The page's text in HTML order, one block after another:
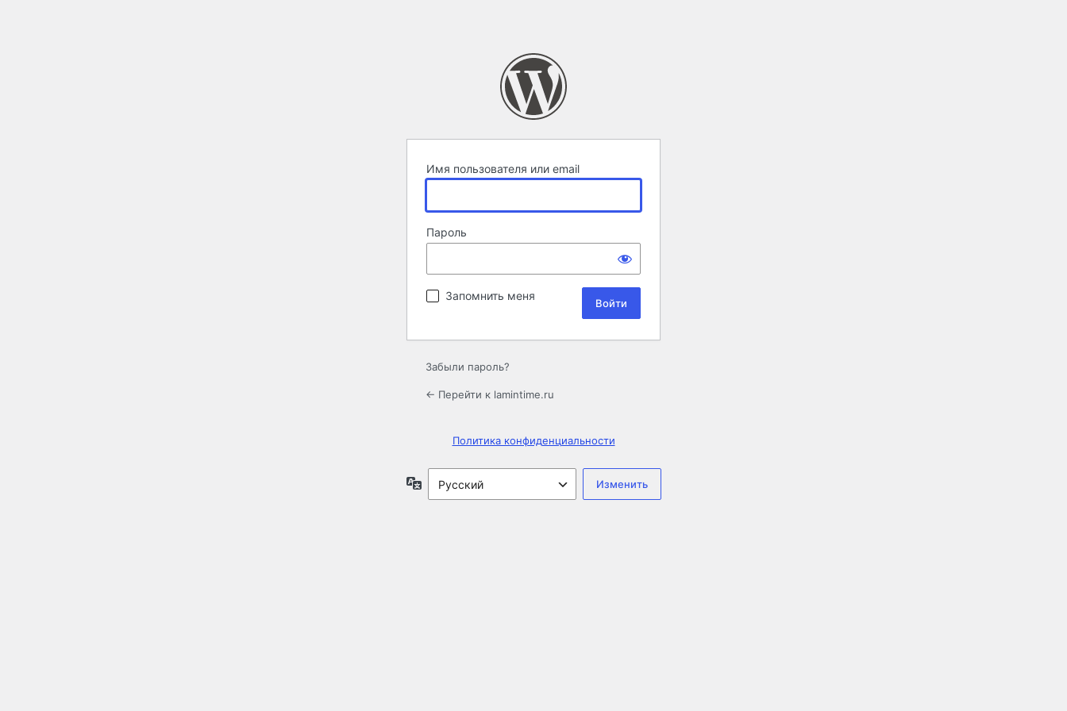
Имя пользователя или email
Пароль
Запомнить меня
Забыли пароль?
← Перейти к lamintime.ru
Политика конфиденциальности
Язык